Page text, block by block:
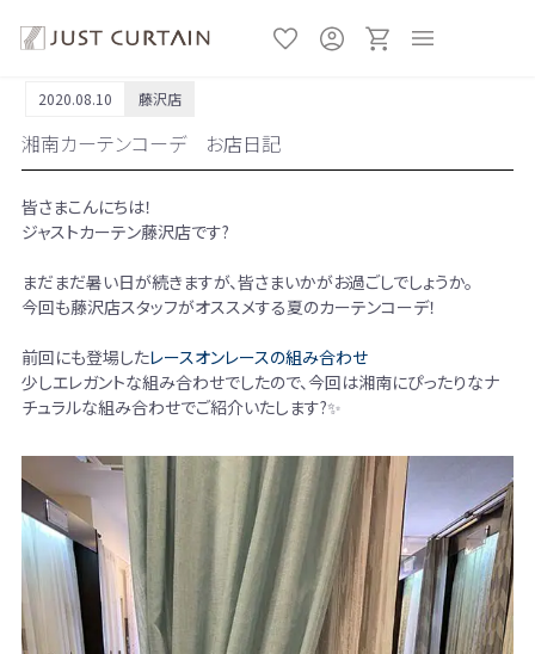
2020.08.10 藤沢店
湘南カーテンコーデ お店日記
皆さまこんにちは！
ジャストカーテン藤沢店です?
まだまだ暑い日が続きますが、皆さまいかがお過ごしでしょうか。
今回も藤沢店スタッフがオススメする夏のカーテンコーデ！
前回にも登場したレースオンレースの組み合わせ
少しエレガントな組み合わせでしたので、今回は湘南にぴったりなナ
チュラルな組み合わせでご紹介いたします?✨